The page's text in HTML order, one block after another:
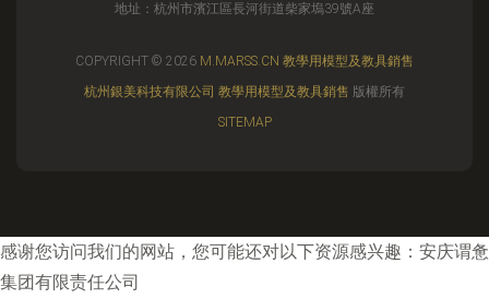
地址：杭州市濱江區長河街道柴家塢39號A座
COPYRIGHT © 2026 M.MARSS.CN 教學用模型及教具銷售
杭州銀美科技有限公司 教學用模型及教具銷售 版權所有
SITEMAP
感谢您访问我们的网站，您可能还对以下资源感兴趣：安庆谓惫
集团有限责任公司